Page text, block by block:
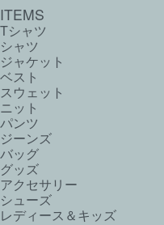
ITEMS
Tシャツ
シャツ
ジャケット
ベスト
スウェット
ニット
パンツ
ジーンズ
バッグ
グッズ
アクセサリー
シューズ
レディース＆キッズ